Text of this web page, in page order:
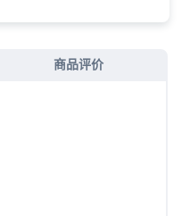
商品评价